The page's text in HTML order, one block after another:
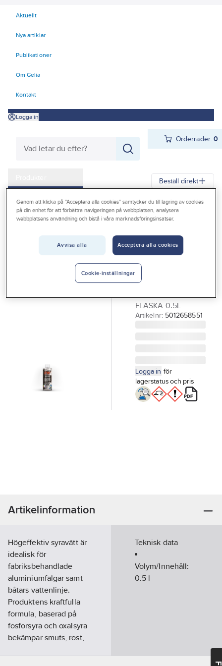
Aktuellt
Nya artiklar
Publikationer
Om Gelia
Kontakt
Logga in
Orderrader:0
Outlet
Beställ direkt
Gelia Produkter
Gelia Förnödenheter & Förbrukning
Rengöring och städ
Rengöring och avfettning
GÖRDETMEDRW
Syratvätt RW
SYRATVÄTT RW
HÖGEFFEKTIV TILL
FLASKA 0.5L
Artikelnr: 5012658551
Logga in för
lagerstatus och pris
Artikelinformation
Högeffektiv syravätt är
idealisk för
fabriksbehandlade
aluminiumfälgar samt
båtars vattenlinje.
Produktens kraftfulla
formula, baserad på
fosforsyra och oxalsyra
bekämpar smuts, rost,
Teknisk data
Volym/Innehåll:
0.5 l
Genom att klicka på "Acceptera alla cookies" samtycker du till lagring av cookies
på din enhet för att förbättra navigeringen på webbplatsen, analysera
webbplatsens användning och bistå i våra marknadsföringsinsatser.
Avvisa alla Acceptera alla cookies
Cookie-inställningar